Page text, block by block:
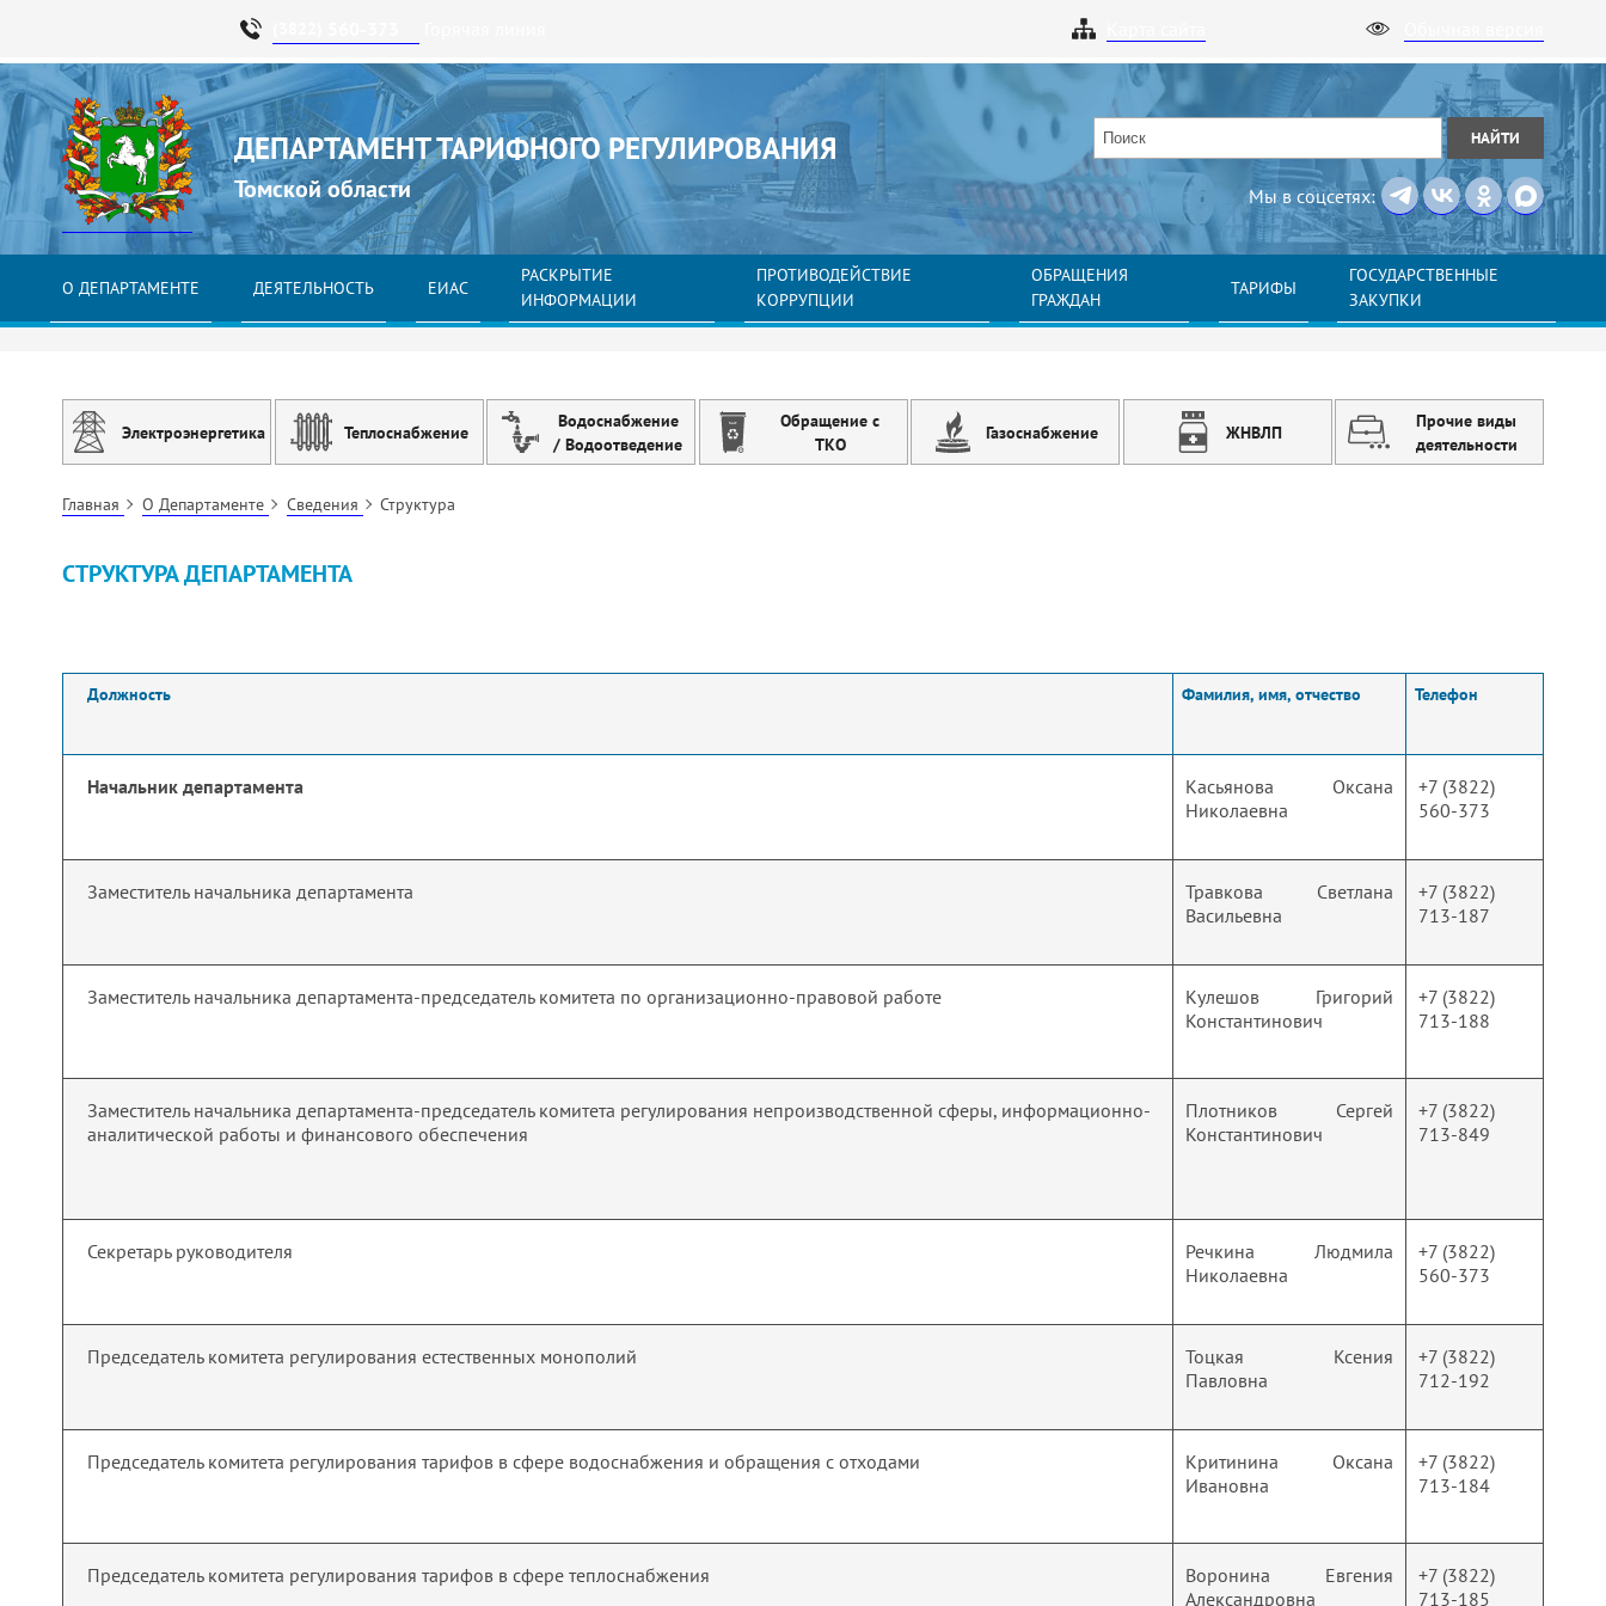
ДЕПАРТАМЕНТ ТАРИФНОГО РЕГУЛИРОВАНИЯ
Томской области
НАЙТИ
Мы в соцсетях:
О ДЕПАРТАМЕНТЕ ДЕЯТЕЛЬНОСТЬ ЕИАС
РАСКРЫТИЕ
ИНФОРМАЦИИ
ПРОТИВОДЕЙСТВИЕ
КОРРУПЦИИ
ОБРАЩЕНИЯ
ГРАЖДАН
ТАРИФЫ
ГОСУДАРСТВЕННЫЕ
ЗАКУПКИ
Электроэнергетика Теплоснабжение
Водоснабжение
/ Водоотведение
Обращение с
ТКО
Газоснабжение ЖНВЛП
Прочие виды
деятельности
Главная О Департаменте Сведения Структура
СТРУКТУРА ДЕПАРТАМЕНТА
Должность Фамилия, имя, отчество Телефон
Начальник департамента
Касьянова Оксана
Николаевна
+7 (3822)
560-373
Заместитель начальника департамента
Травкова Светлана
Васильевна
+7 (3822)
713-187
Заместитель начальника департамента-председатель комитета по организационно-правовой работе
Кулешов Григорий
Константинович
+7 (3822)
713-188
Заместитель начальника департамента-председатель комитета регулирования непроизводственной сферы, информационно-
аналитической работы и финансового обеспечения
Плотников Сергей
Константинович
+7 (3822)
713-849
Секретарь руководителя
Речкина Людмила
Николаевна
+7 (3822)
560-373
Председатель комитета регулирования естественных монополий
Тоцкая Ксения
Павловна
+7 (3822)
712-192
Председатель комитета регулирования тарифов в сфере водоснабжения и обращения с отходами
Критинина Оксана
Ивановна
+7 (3822)
713-184
Председатель комитета регулирования тарифов в сфере теплоснабжения
Воронина Евгения
Александровна
+7 (3822)
713-185